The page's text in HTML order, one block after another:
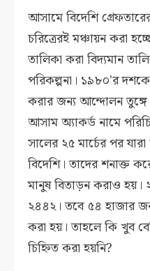
আসামে বিদেশি
চরিত্রেরই মঞ্চায়ন করা
তালিকা করা বিদ্যমান
পরিকল্পনা। ১৯৮০'র
করার জন্য আন্দোলন
আসাম অ্যাকর্ড নামে
সালের ২৫ মার্চের পর
বিদেশি। তাদের শনাক্ত
মানুষ বিতাড়ন করাও হয়।
২৪৪২। তবে ৫৪ হাজার
করা হয়। তাহলে কি খুব
চিহ্নিত করা হয়নি?